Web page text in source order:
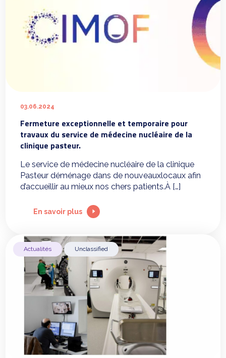
03.06.2024
Fermeture exceptionnelle et temporaire pour
travaux du service de médecine nucléaire de la
clinique pasteur.
Le service de médecine nucléaire de la clinique
Pasteur déménage dans de nouveauxlocaux afin
d’accueillir au mieux nos chers patients.À […]
En savoir plus
Actualités Unclassified